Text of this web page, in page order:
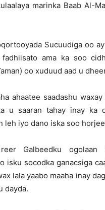
marinka Baab Al-
Sucuudiga oo
fadhiisato ama ka soo
oo xuduud aad u
ahaatee saadashu
u saaran tahay inay ka
leh iyo dano iska soo
reer Galbeedku
isku socodka ganacsiga
lala yaabo maaha inay
dayda.